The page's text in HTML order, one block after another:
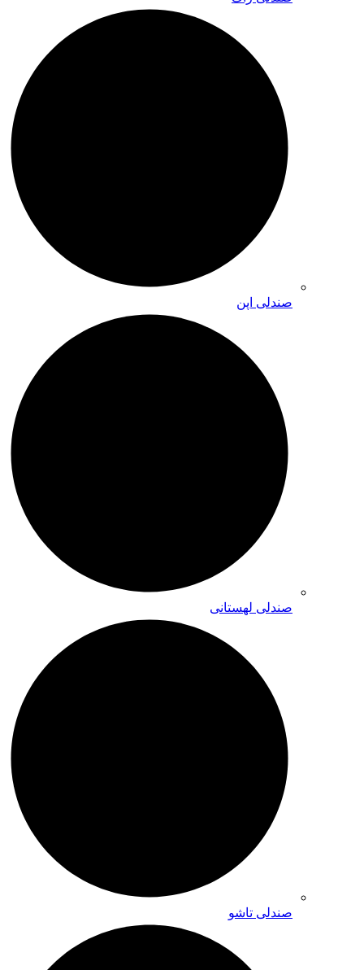
صندلی اپن
صندلی لهستانی
صندلی تاشو